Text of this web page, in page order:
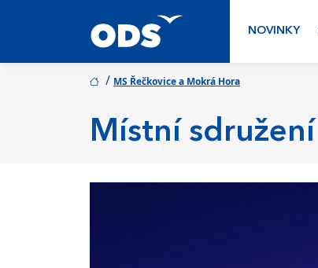
NOVINKY
/ MS Řečkovice a Mokrá Hora
Místní sdružení